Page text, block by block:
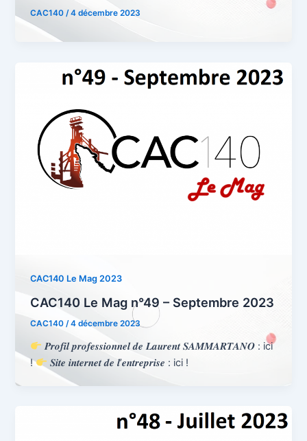
CAC140 /4 décembre 2023
CAC140 Le Mag 2023
CAC140 Le Mag n°49 – Septembre 2023
CAC140/4 décembre 2023
𝑷𝒓𝒐𝒇𝒊𝒍 𝒑𝒓𝒐𝒇𝒆𝒔𝒔𝒊𝒐𝒏𝒏𝒆𝒍 𝒅𝒆 𝑳𝒂𝒖𝒓𝒆𝒏𝒕 𝑺𝑨𝑴𝑴𝑨𝑹𝑻𝑨𝑵𝑶 : ici
!
𝑺𝒊𝒕𝒆 𝒊𝒏𝒕𝒆𝒓𝒏𝒆𝒕 𝒅𝒆 𝒍’𝒆𝒏𝒕𝒓𝒆𝒑𝒓𝒊𝒔𝒆 : ici !